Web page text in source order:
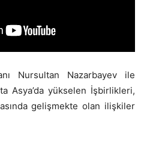
Nursultan Nazarbayev ile
Asya’da yükselen İşbirlikleri,
gelişmekte olan ilişkiler